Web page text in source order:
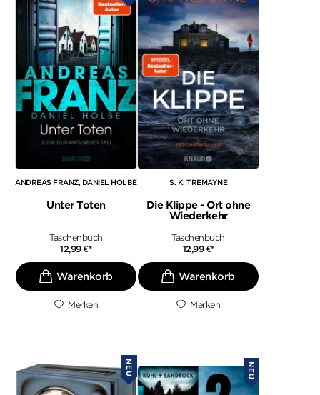
ANDREAS FRANZ DANIEL HOLBE
Unter Toten
Taschenbuch
12,99€*
Merken
S. K. TREMAYNE
Die Klippe - Ort ohne
Wiederkehr
Taschenbuch
12,99 €*
Merken
NEU NEU